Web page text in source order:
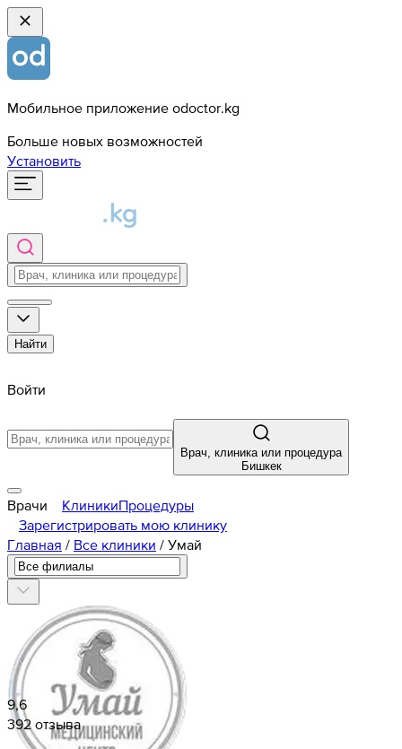
Мобильное приложение odoctor.kg
Больше новых возможностей
Установить
Найти
Войти
Врач, клиника или процедура
Бишкек
Врачи КлиникиПроцедуры
Зарегистрировать мою клинику
Главная / Все клиники / Умай
9,6
392 отзыва